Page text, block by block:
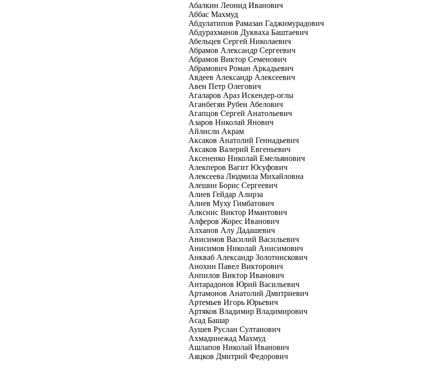
Абалкин Леонид Иванович
Аббас Махмуд
Абдулатипов Рамазан Гаджимурадович
Абдурахманов Дукваха Баштаевич
Абельцев Сергей Николаевич
Абрамов Александр Сергеевич
Абрамов Виктор Семенович
Абрамович Роман Аркадьевич
Авдеев Александр Алексеевич
Авен Петр Олегович
Агаларов Араз Искендер-оглы
Аганбегян Рубен Абелович
Агапцов Сергей Анатольевич
Азаров Николай Янович
Айлисли Акрам
Аксаков Анатолий Геннадьевич
Аксаков Валерий Евгеньевич
Аксененко Николай Емельянович
Алекперов Вагит Юсуфович
Алексеева Людмила Михайловна
Алешин Борис Сергеевич
Алиев Гейдар Алирза
Алиев Муху Гимбатович
Алкснис Виктор Имантович
Алферов Жорес Иванович
Алханов Алу Дадашевич
Анисимов Василий Васильевич
Анисимов Николай Анисимович
Анкваб Александр Золотинскович
Анохин Павел Викторович
Анпилов Виктор Иванович
Антарадонов Юрий Васильевич
Артамонов Анатолий Дмитриевич
Артемьев Игорь Юрьевич
Артяков Владимир Владимирович
Асад Башар
Аушев Руслан Султанович
Ахмадинежад Махмуд
Ашлапов Николай Иванович
Аяцков Дмитрий Федорович